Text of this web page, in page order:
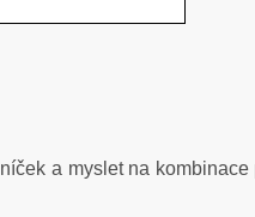
a myslet na kombinace